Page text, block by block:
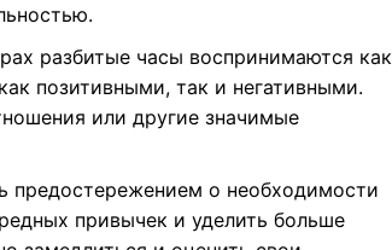
разбитые часы воспринимаются как
позитивными, так и негативными.
или другие значимые
предостережением о необходимости
привычек и уделить больше